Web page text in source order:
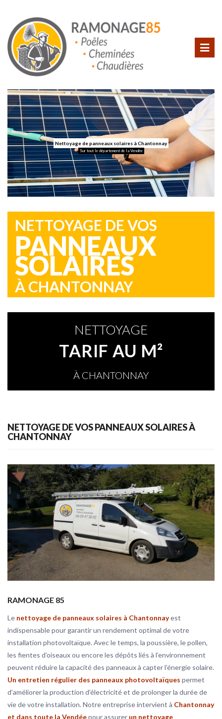
Nettoyage de panneaux solaires à Chantonnay
Sur tout le département de la Vendée
NETTOYAGE DE VOS
PANNEAUX
SOLAIRES
À CHANTONNAY
NETTOYAGE
TARIF AU M²
À CHANTONNAY
NETTOYAGE DE VOS PANNEAUX SOLAIRES À
CHANTONNAY
RAMONAGE 85
Le nettoyage de panneaux solaires à Chantonnayest
indispensable pour garantir un rendement optimal de votre
installation photovoltaïque. Avec le temps, la poussière, le pollen,
les fientes d’oiseaux ou encore les dépôts liés à l’environnement
peuvent réduire la capacité des panneaux à capter l’énergie solaire.
Un entretien régulier des panneaux photovoltaïques permet
d’améliorer la production d’électricité et de prolonger la durée de
vie de votre installation. Notre entreprise intervient à Chantonnay
et dans toute la Vendéepour assurer un nettoyage